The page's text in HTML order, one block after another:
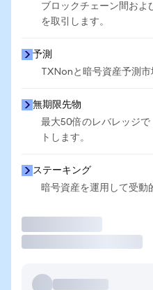
ブロックチェーン間およ
を取引します。
予測
TXNonと暗号資産予測市
無期限先物
最大50倍のレバレッジ
トします。
ステーキング
暗号資産を運用して受動